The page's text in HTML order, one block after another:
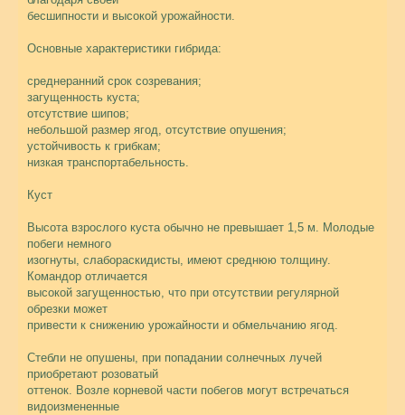
бесшипности и высокой урожайности.
Основные характеристики гибрида:
среднеранний срок созревания;
загущенность куста;
отсутствие шипов;
небольшой размер ягод, отсутствие опушения;
устойчивость к грибкам;
низкая транспортабельность.
Куст
Высота взрослого куста обычно не превышает 1,5 м. Молодые
побеги немного
изогнуты, слабораскидисты, имеют среднюю толщину.
Командор отличается
высокой загущенностью, что при отсутствии регулярной
обрезки может
привести к снижению урожайности и обмельчанию ягод.
Стебли не опушены, при попадании солнечных лучей
приобретают розоватый
оттенок. Возле корневой части побегов могут встречаться
видоизмененные